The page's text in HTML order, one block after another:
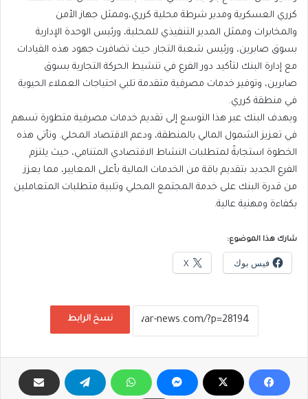
كرري العسكرية ومدير شرطة محلية كرري،وممثل جهاز الأمن
والمخابرات وممثل المدير التنفيذي للمحلية، ورئيس الوحدة الإدارية
بسوق صابرين، ورئيس شعبة التجار. حيث تضافرت جهود هذه القيادات
مع إدارة البنك لتأكيد دور الفرع في تنشيط الحركة التجارية بسوق
صابرين، وتوفير خدمات مصرفية متقدمة تلبي احتياجات العملاء الحيوية
في منطقة كرري.
و​يهدف البنك عبر هذا التوسع إلى تقديم خدمات مصرفية متطورة تسهم
في تعزيز الشمول المالي بالمنطقة، ودعم الاقتصاد المحلي. وتأتي هذه
الخطوة استجابةً لمتطلبات النشاط الاقتصادي المتنامي، حيث يلتزم
الفرع الجديد بتقديم باقة من الخدمات المالية بأعلى المعايير، مما يعزز
من قدرة البنك على خدمة المجتمع المحلي وتلبية متطلبات المتعاملين
بكفاءة ومهنية عالية.
شارك هذا الموضوع:
فيس بوك X
نسخ الرابط